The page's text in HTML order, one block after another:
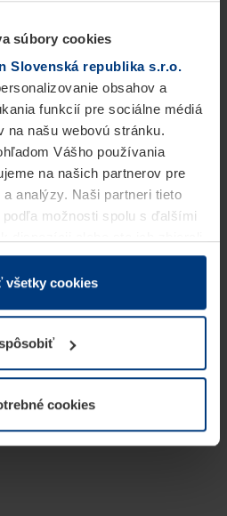
súbory cookies
Slovenská republika s.r.o.
obsahov a
funkcií pre sociálne médiá
na našu webovú stránku.
Vášho používania
na našich partnerov pre
analýzy. Naši partneri tieto
možnosti spolu s ďalšími
služieb.
cookies ukladať na Vašom
všetky ostatné typy cookie
Vaše povolenie môžete
odvolať vo vysvetlení cookie
všetky cookies
cookies